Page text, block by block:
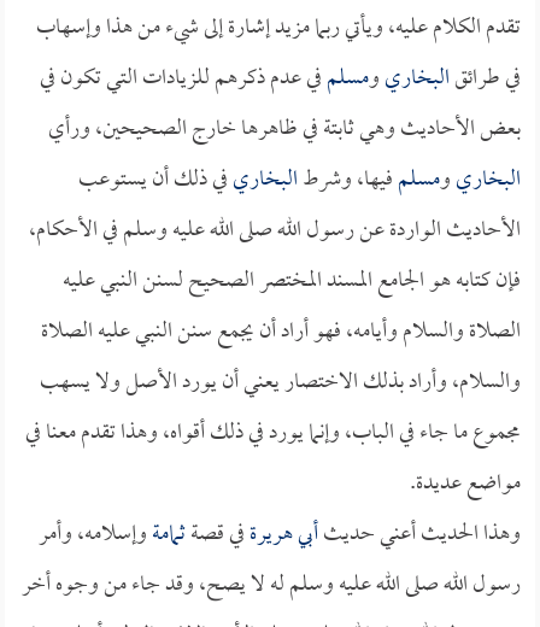
تقدم الكلام عليه، ويأتي ربما مزيد إشارة إلى شيء من هذا وإسهاب
في طرائقالبخاريومسلمفي عدم ذكرهم للزيادات التي تكون في
بعض الأحاديث وهي ثابتة في ظاهرها خارج الصحيحين، ورأي
البخاريومسلمفيها، وشرطالبخاريفي ذلك أن يستوعب
الأحاديث الواردة عن رسول الله صلى الله عليه وسلم في الأحكام،
فإن كتابه هو الجامع المسند المختصر الصحيح لسنن النبي عليه
الصلاة والسلام وأيامه، فهو أراد أن يجمع سنن النبي عليه الصلاة
والسلام، وأراد بذلك الاختصار يعني أن يورد الأصل ولا يسهب
مجموع ما جاء في الباب، وإنما يورد في ذلك أقواه، وهذا تقدم معنا في
مواضع عديدة.
وهذا الحديث أعني حديثأبي هريرةفي قصةثمامةوإسلامه، وأمر
رسول الله صلى الله عليه وسلم له لا يصح، وقد جاء من وجوه أخر